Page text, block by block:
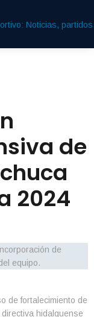
de
2024
de fortalecimiento de
hidalguense